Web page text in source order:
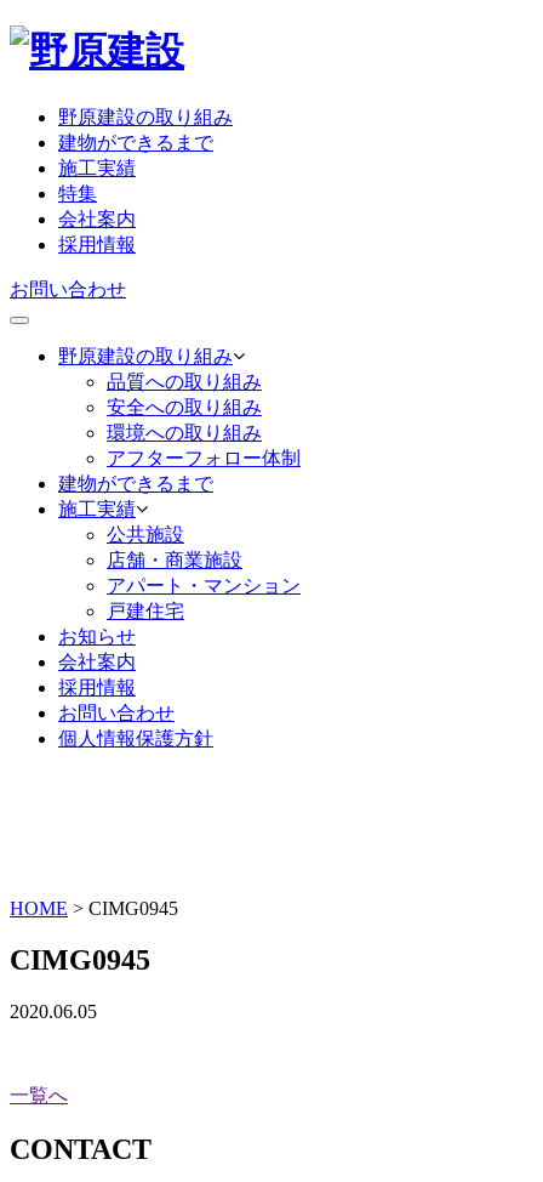
野原建設の取り組み
建物ができるまで
施工実績
特集
会社案内
採用情報
お問い合わせ
野原建設の取り組み
品質への取り組み
安全への取り組み
環境への取り組み
アフターフォロー体制
建物ができるまで
施工実績
公共施設
店舗・商業施設
アパート・マンション
戸建住宅
お知らせ
会社案内
採用情報
お問い合わせ
個人情報保護方針
HOME > CIMG0945
CIMG0945
2020.06.05
一覧へ
CONTACT